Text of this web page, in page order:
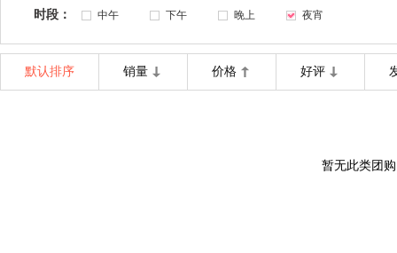
时段： 中午 下午 晚上 夜宵
默认排序 销量 价格 好评
暂无此类团